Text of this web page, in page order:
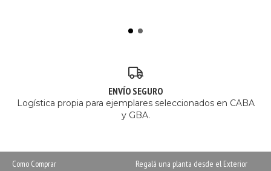
ENVÍO SEGURO
Logística propia para ejemplares seleccionados en CABA
y GBA.
Como Comprar Regalá una planta desde el Exterior